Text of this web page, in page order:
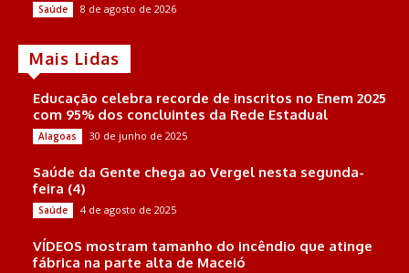
Saúde 8 de agosto de 2026
Mais Lidas
Educação celebra recorde de inscritos no Enem 2025
com 95% dos concluintes da Rede Estadual
Alagoas 30 de junho de 2025
Saúde da Gente chega ao Vergel nesta segunda-
feira (4)
Saúde 4 de agosto de 2025
VÍDEOS mostram tamanho do incêndio que atinge
fábrica na parte alta de Maceió